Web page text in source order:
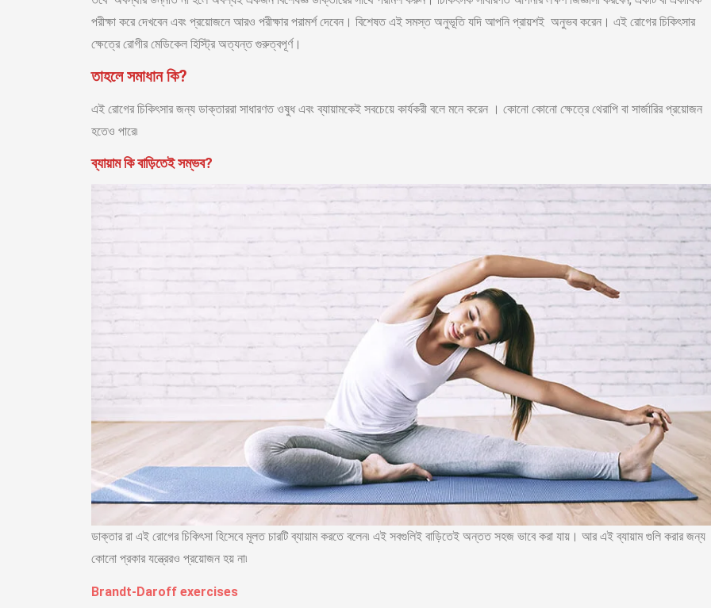
পরীক্ষা করে দেখবেন এবং প্রয়োজনে আরও পরীক্ষার পরামর্শ দেবেন। বিশেষত এই সমস্ত অনুভূতি যদি আপনি প্রায়শই অনুভব করেন। এই রোগের চিকিৎসার
ক্ষেত্রে রোগীর মেডিকেল হিস্ট্রি অত্যন্ত গুরুত্বপূর্ণ।
তাহলে সমাধান কি?
এই রোগের চিকিৎসার জন্য ডাক্তাররা সাধারণত ওষুধ এবং ব্যায়ামকেই সবচেয়ে কার্যকরী বলে মনে করেন । কোনো কোনো ক্ষেত্রে থেরাপি বা সার্জারির প্রয়োজন
হতেও পারে৷
ব্যায়াম কি বাড়িতেই সম্ভব?
ডাক্তার রা এই রোগের চিকিৎসা হিসেবে মূলত চারটি ব্যায়াম করতে বলেন৷ এই সবগুলিই বাড়িতেই অন্তত সহজ ভাবে করা যায়। আর এই ব্যায়াম গুলি করার জন্য
কোনো প্রকার যন্ত্রেরও প্রয়োজন হয় না৷
Brandt-Daroff exercises